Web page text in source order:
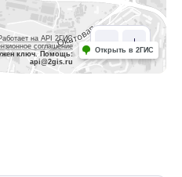
на API 2ГИС
соглашение
ключ. Помощь:
api@2gis.ru
Открыть в 2ГИС